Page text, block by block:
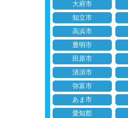
大府市
知立市
高浜市
豊明市
田原市
清須市
弥富市
あま市
愛知郡